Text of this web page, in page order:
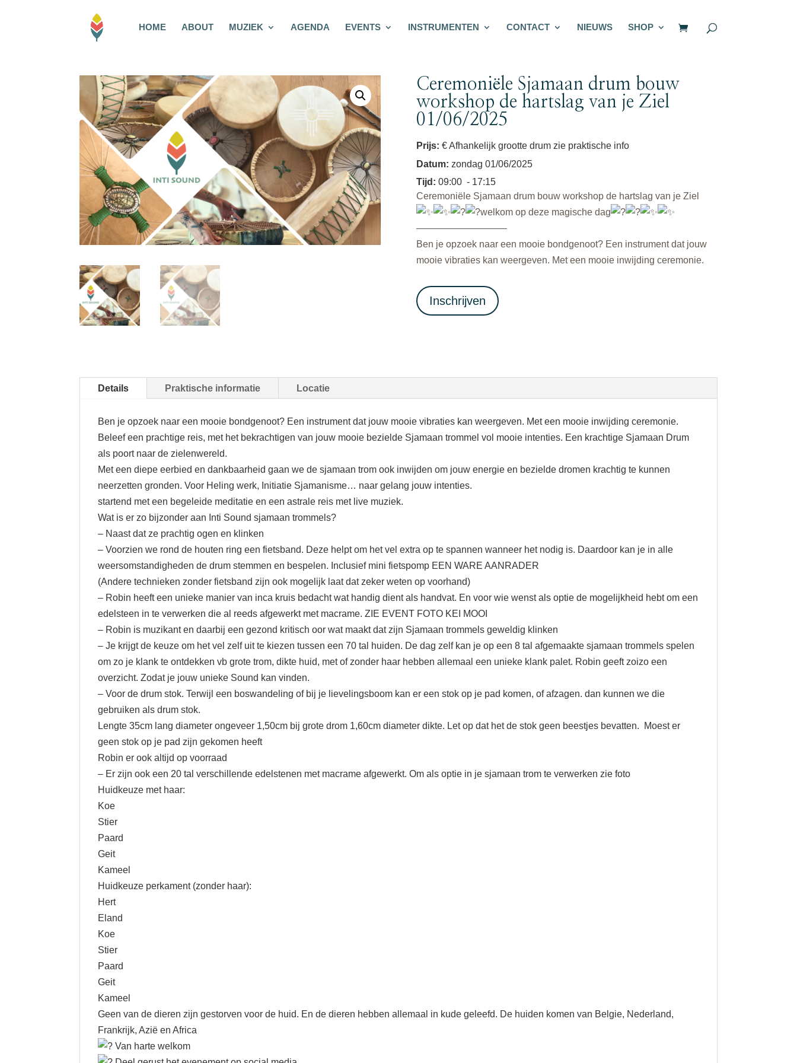
HOME ABOUT MUZIEK AGENDA EVENTS INSTRUMENTEN CONTACT NIEUWS SHOP
Ceremoniële Sjamaan drum bouw
workshop de hartslag van je Ziel
01/06/2025
Prijs: € Afhankelijk grootte drum zie praktische info
Datum: zondag 01/06/2025
Tijd : 09:00 - 17:15
Ceremoniële Sjamaan drum bouw workshop de hartslag van je Ziel
welkom op deze magische dag
—————————–
Ben je opzoek naar een mooie bondgenoot? Een instrument dat jouw
mooie vibraties kan weergeven. Met een mooie inwijding ceremonie.
Inschrijven
Details Praktische informatie Locatie
Ben je opzoek naar een mooie bondgenoot? Een instrument dat jouw mooie vibraties kan weergeven. Met een mooie inwijding ceremonie.
Beleef een prachtige reis, met het bekrachtigen van jouw mooie bezielde Sjamaan trommel vol mooie intenties. Een krachtige Sjamaan Drum
als poort naar de zielenwereld.
Met een diepe eerbied en dankbaarheid gaan we de sjamaan trom ook inwijden om jouw energie en bezielde dromen krachtig te kunnen
neerzetten gronden. Voor Heling werk, Initiatie Sjamanisme… naar gelang jouw intenties.
startend met een begeleide meditatie en een astrale reis met live muziek.
Wat is er zo bijzonder aan Inti Sound sjamaan trommels?
– Naast dat ze prachtig ogen en klinken
– Voorzien we rond de houten ring een fietsband. Deze helpt om het vel extra op te spannen wanneer het nodig is. Daardoor kan je in alle
weersomstandigheden de drum stemmen en bespelen. Inclusief mini fietspomp EEN WARE AANRADER
(Andere technieken zonder fietsband zijn ook mogelijk laat dat zeker weten op voorhand)
– Robin heeft een unieke manier van inca kruis bedacht wat handig dient als handvat. En voor wie wenst als optie de mogelijkheid hebt om een
edelsteen in te verwerken die al reeds afgewerkt met macrame. ZIE EVENT FOTO KEI MOOI
– Robin is muzikant en daarbij een gezond kritisch oor wat maakt dat zijn Sjamaan trommels geweldig klinken
– Je krijgt de keuze om het vel zelf uit te kiezen tussen een 70 tal huiden. De dag zelf kan je op een 8 tal afgemaakte sjamaan trommels spelen
om zo je klank te ontdekken vb grote trom, dikte huid, met of zonder haar hebben allemaal een unieke klank palet. Robin geeft zoizo een
overzicht. Zodat je jouw unieke Sound kan vinden.
– Voor de drum stok. Terwijl een boswandeling of bij je lievelingsboom kan er een stok op je pad komen, of afzagen. dan kunnen we die
gebruiken als drum stok.
Lengte 35cm lang diameter ongeveer 1,50cm bij grote drom 1,60cm diameter dikte. Let op dat het de stok geen beestjes bevatten. Moest er
geen stok op je pad zijn gekomen heeft
Robin er ook altijd op voorraad
– Er zijn ook een 20 tal verschillende edelstenen met macrame afgewerkt. Om als optie in je sjamaan trom te verwerken zie foto
Huidkeuze met haar:
Koe
Stier
Paard
Geit
Kameel
Huidkeuze perkament (zonder haar):
Hert
Eland
Koe
Stier
Paard
Geit
Kameel
Geen van de dieren zijn gestorven voor de huid. En de dieren hebben allemaal in kude geleefd. De huiden komen van Belgie, Nederland,
Frankrijk, Azië en Africa
Van harte welkom